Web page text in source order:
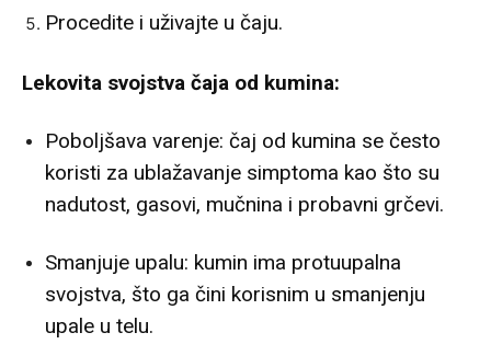
Procedite i uživajte u čaju.
Lekovita svojstva čaja od kumina:
Poboljšava varenje: čaj od kumina se često
koristi za ublažavanje simptoma kao što su
nadutost, gasovi, mučnina i probavni grčevi.
Smanjuje upalu: kumin ima protuupalna
svojstva, što ga čini korisnim u smanjenju
upale u telu.